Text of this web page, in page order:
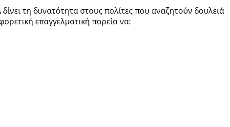
τη δυνατότητα στους πολίτες που αναζητούν δουλειά
επαγγελματική πορεία να: